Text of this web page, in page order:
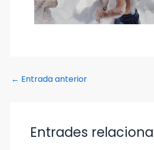
← Entrada anterior
Entrades